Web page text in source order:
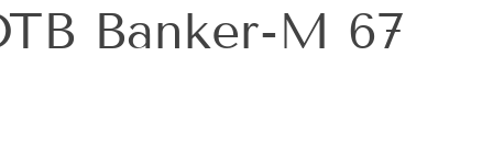
Banker-M 67